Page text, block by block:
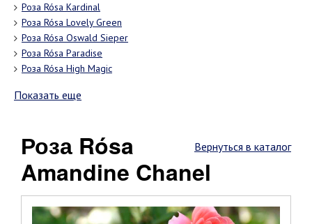
Роза Rósa Kardinal
Роза Rósa Lovely Green
Роза Rósa Oswald Sieper
Роза Rósa Paradise
Роза Rósa High Magic
Показать еще
Вернуться в каталог
Роза Rósa
Amandine Chanel